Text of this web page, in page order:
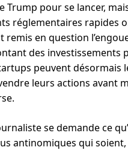
Trump pour se lancer,
réglementaires rapides
remis en question
des investissements
peuvent
leurs actions avant
se demande ce
antinomiques qui